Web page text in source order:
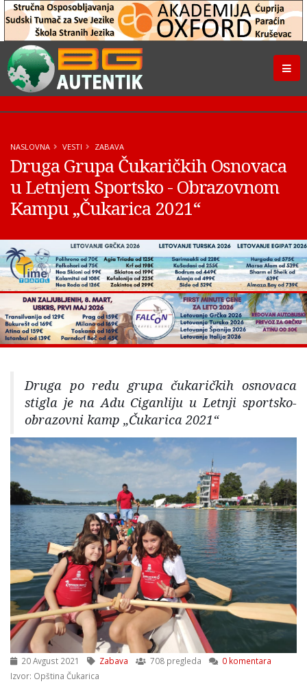
NASLOVNA VESTI ZABAVA
Druga Grupa Čukaričkih Osnovaca
u Letnjem Sportsko - Obrazovnom
Kampu „Čukarica 2021“
Druga po redu grupa čukaričkih osnovaca
stigla je na Adu Ciganliju u Letnji sportsko-
obrazovni kamp „Čukarica 2021“
20 Avgust 2021 Zabava 708 pregleda
0 komentara
Izvor: Opština Čukarica